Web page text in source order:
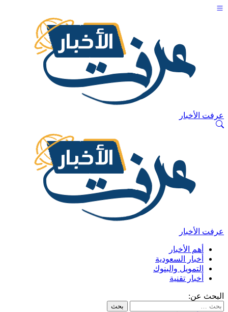
عرفت الأخبار
عرفت الأخبار
أهم الأخبار
أخبار السعودية
التمويل والبنوك
أخبار تقنية
البحث عن: